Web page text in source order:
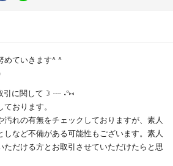
めていきます^ ^
引に関して☽ ┈ ˖°⑅
おります。
れの有無をチェックしておりますが、素人
など不備がある可能性もございます。素人
だける方とお取引させていただけたらと思